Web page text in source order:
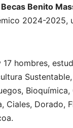
Becas Benito
2024-
hombres,
Ciales, Dorado,